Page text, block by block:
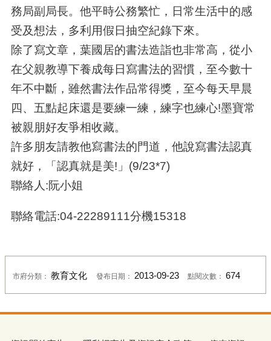
務局副局長。他平時公務繁忙，日常生活中的感
受及想法，多利用假日抽空紀錄下來。
除了寫文章，葉國居的書法造詣也非常高，從小
在父親教導下養成每日寫書法的習慣，至今數十
年不中斷，雖然書法作品常得獎，至今每天早晨
四、五點起床還是要練一練，練字也練心!墨寶常
被親朋好友爭相收藏。
許多朋友請教他寫書法的門道，他說寫書法認真
就好，「認真就是美!」(9/23*7)
聯絡人:阮小姐
聯絡電話:04-22289111分機15318
市府分類： 教育文化 發布日期： 2013-09-23 點閱次數：674